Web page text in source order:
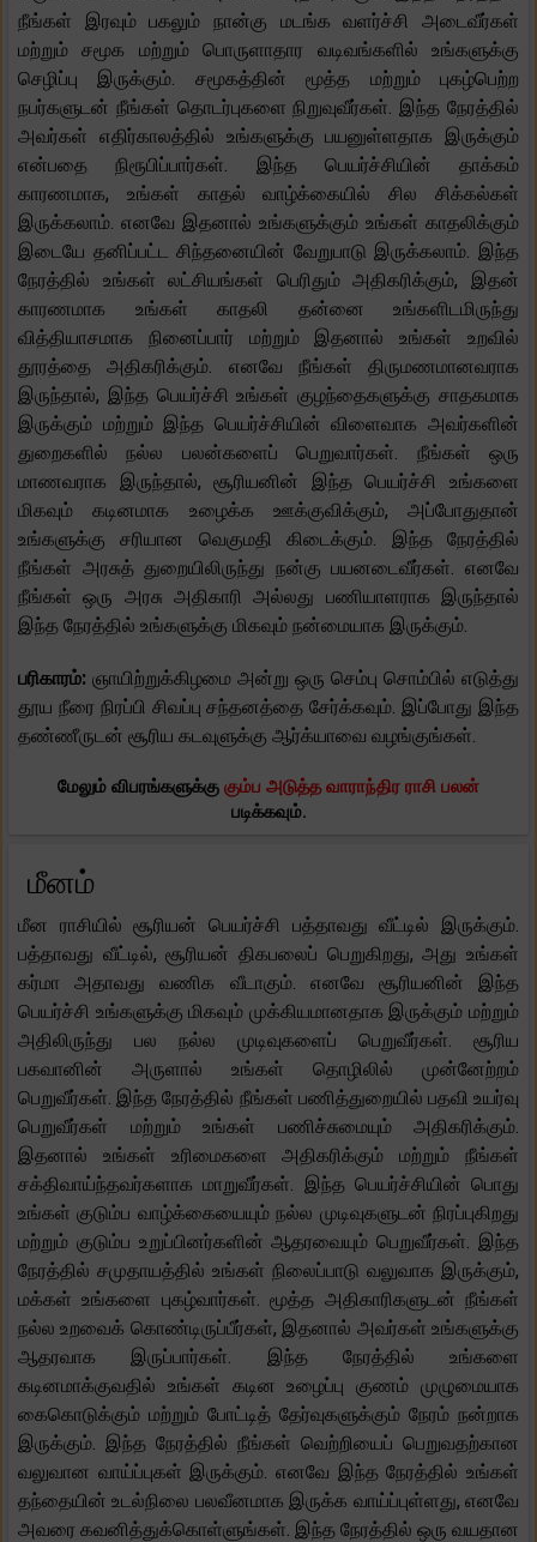
நீங்கள் இரவும் பகலும் நான்கு மடங்க வளர்ச்சி அடைவீர்கள்
மற்றும் சமூக மற்றும் பொருளாதார வடிவங்களில் உங்களுக்கு
செழிப்பு இருக்கும். சமூகத்தின் மூத்த மற்றும் புகழ்பெற்ற
நபர்களுடன் நீங்கள் தொடர்புகளை நிறுவுவீர்கள். இந்த நேரத்தில்
அவர்கள் எதிர்காலத்தில் உங்களுக்கு பயனுள்ளதாக இருக்கும்
என்பதை நிரூபிப்பார்கள். இந்த பெயர்ச்சியின் தாக்கம்
காரணமாக, உங்கள் காதல் வாழ்க்கையில் சில சிக்கல்கள்
இருக்கலாம். எனவே இதனால் உங்களுக்கும் உங்கள் காதலிக்கும்
இடையே தனிப்பட்ட சிந்தனையின் வேறுபாடு இருக்கலாம். இந்த
நேரத்தில் உங்கள் லட்சியங்கள் பெரிதும் அதிகரிக்கும், இதன்
காரணமாக உங்கள் காதலி தன்னை உங்களிடமிருந்து
வித்தியாசமாக நினைப்பார் மற்றும் இதனால் உங்கள் உறவில்
தூரத்தை அதிகரிக்கும். எனவே நீங்கள் திருமணமானவராக
இருந்தால், இந்த பெயர்ச்சி உங்கள் குழந்தைகளுக்கு சாதகமாக
இருக்கும் மற்றும் இந்த பெயர்ச்சியின் விளைவாக அவர்களின்
துறைகளில் நல்ல பலன்களைப் பெறுவார்கள். நீங்கள் ஒரு
மாணவராக இருந்தால், சூரியனின் இந்த பெயர்ச்சி உங்களை
மிகவும் கடினமாக உழைக்க ஊக்குவிக்கும், அப்போதுதான்
உங்களுக்கு சரியான வெகுமதி கிடைக்கும். இந்த நேரத்தில்
நீங்கள் அரசுத் துறையிலிருந்து நன்கு பயனடைவீர்கள். எனவே
நீங்கள் ஒரு அரசு அதிகாரி அல்லது பணியாளராக இருந்தால்
இந்த நேரத்தில் உங்களுக்கு மிகவும் நன்மையாக இருக்கும்.
பரிகாரம்: ஞாயிற்றுக்கிழமை அன்று ஒரு செம்பு சொம்பில் எடுத்து
தூய நீரை நிரப்பி சிவப்பு சந்தனத்தை சேர்க்கவும். இப்போது இந்த
தண்ணீருடன் சூரிய கடவுளுக்கு ஆர்க்யாவை வழங்குங்கள்.
மேலும் விபரங்களுக்கு கும்ப அடுத்த வாராந்திர ராசி பலன்
படிக்கவும்.
மீனம்
மீன ராசியில் சூரியன் பெயர்ச்சி பத்தாவது வீட்டில் இருக்கும்.
பத்தாவது வீட்டில், சூரியன் திகபலைப் பெறுகிறது, அது உங்கள்
கர்மா அதாவது வணிக வீடாகும். எனவே சூரியனின் இந்த
பெயர்ச்சி உங்களுக்கு மிகவும் முக்கியமானதாக இருக்கும் மற்றும்
அதிலிருந்து பல நல்ல முடிவுகளைப் பெறுவீர்கள். சூரிய
பகவானின் அருளால் உங்கள் தொழிலில் முன்னேற்றம்
பெறுவீர்கள். இந்த நேரத்தில் நீங்கள் பணித்துறையில் பதவி உயர்வு
பெறுவீர்கள் மற்றும் உங்கள் பணிச்சுமையும் அதிகரிக்கும்.
இதனால் உங்கள் உரிமைகளை அதிகரிக்கும் மற்றும் நீங்கள்
சக்திவாய்ந்தவர்களாக மாறுவீர்கள். இந்த பெயர்ச்சியின் பொது
உங்கள் குடும்ப வாழ்க்கையையும் நல்ல முடிவுகளுடன் நிரப்புகிறது
மற்றும் குடும்ப உறுப்பினர்களின் ஆதரவையும் பெறுவீர்கள். இந்த
நேரத்தில் சமுதாயத்தில் உங்கள் நிலைப்பாடு வலுவாக இருக்கும்,
மக்கள் உங்களை புகழ்வார்கள். மூத்த அதிகாரிகளுடன் நீங்கள்
நல்ல உறவைக் கொண்டிருப்பீர்கள், இதனால் அவர்கள் உங்களுக்கு
ஆதரவாக இருப்பார்கள். இந்த நேரத்தில் உங்களை
கடினமாக்குவதில் உங்கள் கடின உழைப்பு குணம் முழுமையாக
கைகொடுக்கும் மற்றும் போட்டித் தேர்வுகளுக்கும் நேரம் நன்றாக
இருக்கும். இந்த நேரத்தில் நீங்கள் வெற்றியைப் பெறுவதற்கான
வலுவான வாய்ப்புகள் இருக்கும். எனவே இந்த நேரத்தில் உங்கள்
தந்தையின் உடல்நிலை பலவீனமாக இருக்க வாய்ப்புள்ளது, எனவே
அவரை கவனித்துக்கொள்ளுங்கள். இந்த நேரத்தில் ஒரு வயதான